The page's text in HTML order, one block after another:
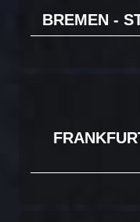
BREMEN -